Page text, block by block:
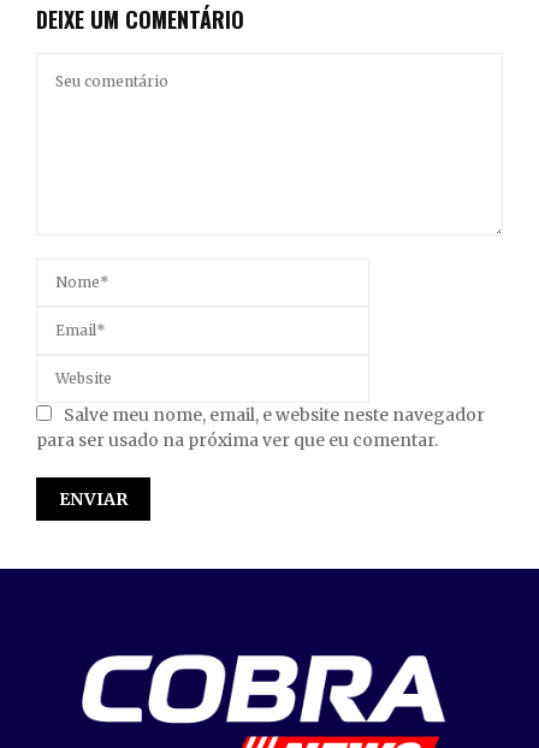
DEIXE UM COMENTÁRIO
Salve meu nome, email, e website neste navegador
para ser usado na próxima ver que eu comentar.